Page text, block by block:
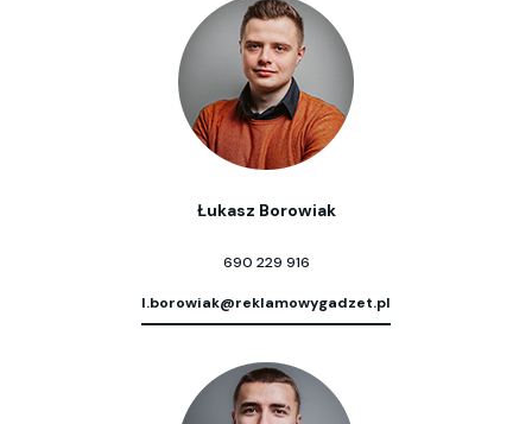
Łukasz Borowiak
690 229 916
l.borowiak@reklamowygadzet.pl